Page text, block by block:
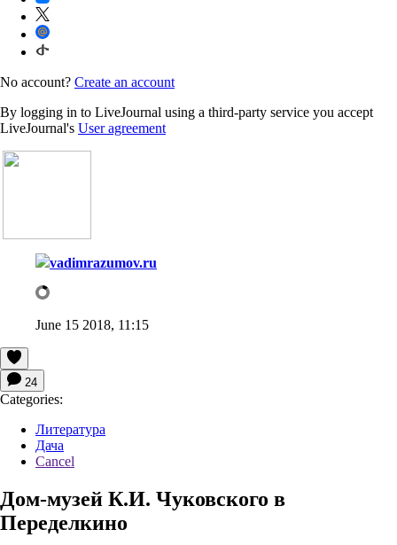
No account? Create an account
By logging in to LiveJournal using a third-party service you accept
LiveJournal's User agreement
vadimrazumov.ru
June 15 2018, 11:15
24
Categories:
Литература
Дача
Cancel
Дом-музей К.И. Чуковского в
Переделкино